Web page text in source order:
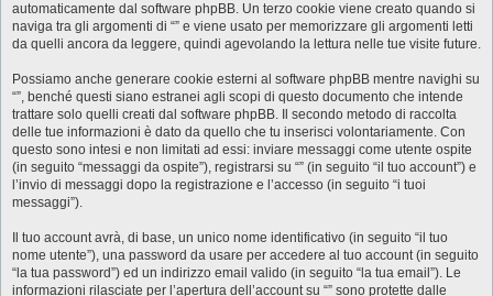
automaticamente dal software phpBB. Un terzo cookie viene creato quando si
naviga tra gli argomenti di “” e viene usato per memorizzare gli argomenti letti
da quelli ancora da leggere, quindi agevolando la lettura nelle tue visite future.
Possiamo anche generare cookie esterni al software phpBB mentre navighi su
“”, benché questi siano estranei agli scopi di questo documento che intende
trattare solo quelli creati dal software phpBB. Il secondo metodo di raccolta
delle tue informazioni è dato da quello che tu inserisci volontariamente. Con
questo sono intesi e non limitati ad essi: inviare messaggi come utente ospite
(in seguito “messaggi da ospite”), registrarsi su “” (in seguito “il tuo account”) e
l’invio di messaggi dopo la registrazione e l’accesso (in seguito “i tuoi
messaggi”).
Il tuo account avrà, di base, un unico nome identificativo (in seguito “il tuo
nome utente”), una password da usare per accedere al tuo account (in seguito
“la tua password”) ed un indirizzo email valido (in seguito “la tua email”). Le
informazioni rilasciate per l’apertura dell’account su “” sono protette dalle